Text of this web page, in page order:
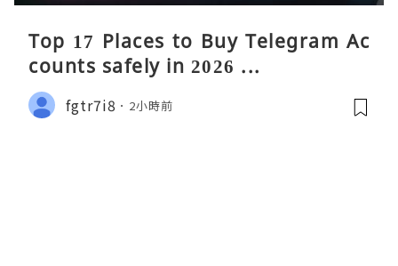
Top 17 Places to Buy Telegram Ac
counts safely in 2026 ...
fgtr7i8 2小時前